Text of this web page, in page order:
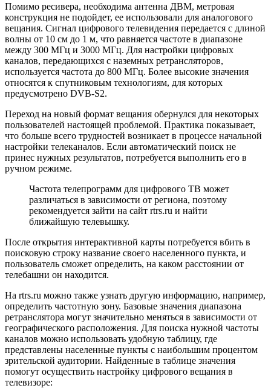
Помимо ресивера, необходима антенна ДВМ, метровая
конструкция не подойдет, ее использовали для аналогового
вещания. Сигнал цифрового телевидения передается с длиной
волны от 10 см до 1 м, что равняется частоте в диапазоне
между 300 МГц и 3000 МГц. Для настройки цифровых
каналов, передающихся с наземных ретрансляторов,
используется частота до 800 МГц. Более высокие значения
относятся к спутниковым технологиям, для которых
предусмотрено DVB-S2.
Переход на новый формат вещания обернулся для некоторых
пользователей настоящей проблемой. Практика показывает,
что больше всего трудностей возникает в процессе начальной
настройки телеканалов. Если автоматический поиск не
принес нужных результатов, потребуется выполнить его в
ручном режиме.
Частота телепрограмм для цифрового ТВ может
различаться в зависимости от региона, поэтому
рекомендуется зайти на сайт rtrs.ru и найти
ближайшую телевышку.
После открытия интерактивной карты потребуется вбить в
поисковую строку название своего населенного пункта, и
пользователь сможет определить, на каком расстоянии от
телебашни он находится.
На rtrs.ru можно также узнать другую информацию, например,
определить частотную зону. Базовые значения диапазона
ретранслятора могут значительно меняться в зависимости от
географического расположения. Для поиска нужной частоты
каналов можно использовать удобную таблицу, где
представлены населенные пункты с наибольшим процентом
зрительской аудитории. Найденные в таблице значения
помогут осуществить настройку цифрового вещания в
телевизоре: